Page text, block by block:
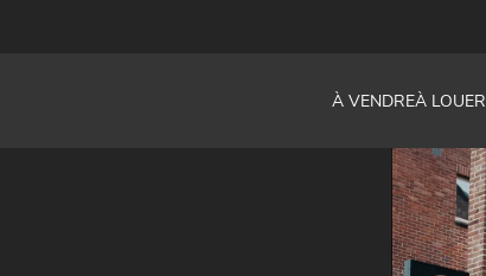
À VENDREÀ LOUER